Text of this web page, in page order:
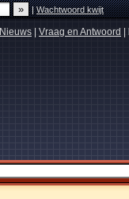
|Wachtwoord kwijt
Nieuws Vraag en Antwoord